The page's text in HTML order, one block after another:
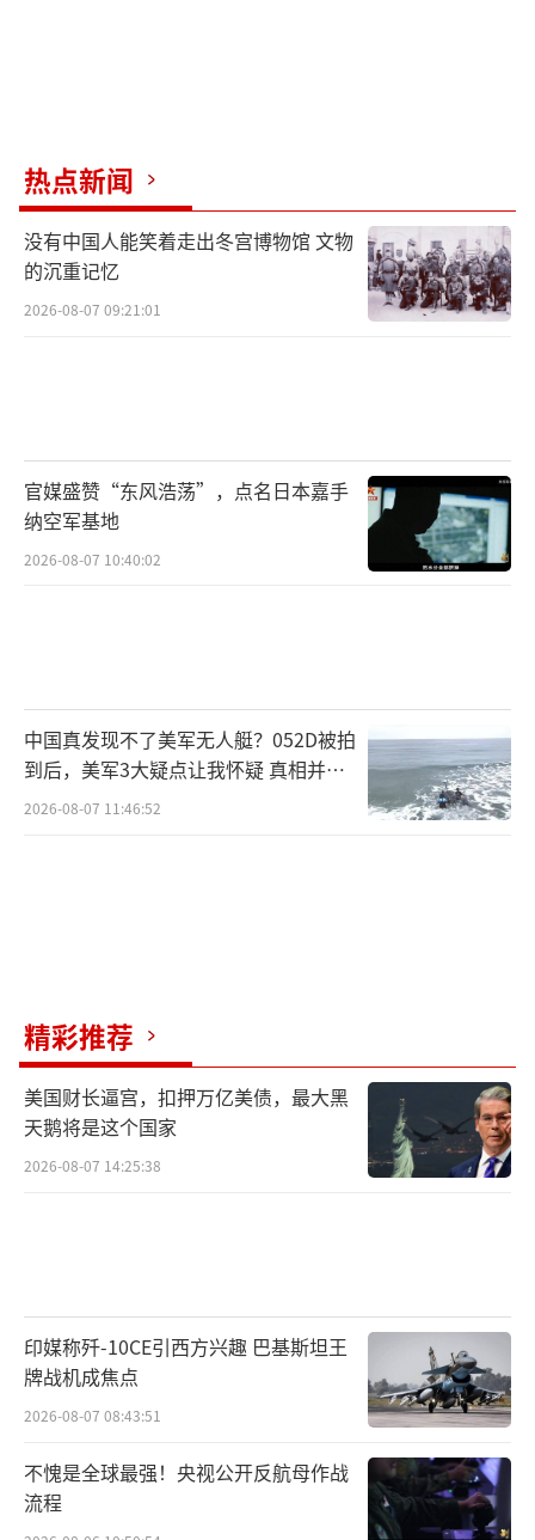
热点新闻
没有中国人能笑着走出冬宫博物馆 文物
的沉重记忆
2026-08-07 09:21:01
官媒盛赞“东风浩荡”，点名日本嘉手
纳空军基地
2026-08-07 10:40:02
中国真发现不了美军无人艇？052D被拍
到后，美军3大疑点让我怀疑 真相并非
如此
2026-08-07 11:46:52
精彩推荐
美国财长逼宫，扣押万亿美债，最大黑
天鹅将是这个国家
2026-08-07 14:25:38
印媒称歼-10CE引西方兴趣 巴基斯坦王
牌战机成焦点
2026-08-07 08:43:51
不愧是全球最强！央视公开反航母作战
流程